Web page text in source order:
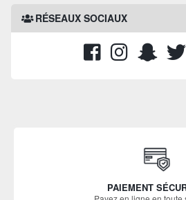
RÉSEAUX SOCIAUX
PAIEMENT